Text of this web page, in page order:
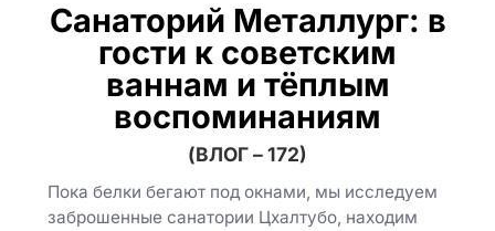
Санаторий Металлург: в
гости к советским
ваннам и тёплым
воспоминаниям
(ВЛОГ – 172)
Пока белки бегают под окнами, мы исследуем
заброшенные санатории Цхалтубо, находим